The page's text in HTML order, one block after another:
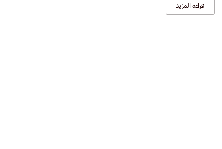
قراءة المزيد